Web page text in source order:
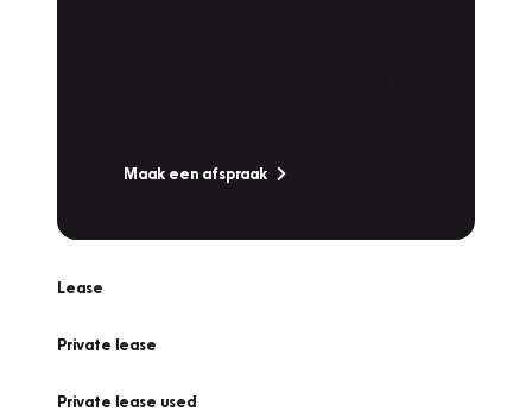
Maak een afspraak
Lease
Private lease
Private lease used